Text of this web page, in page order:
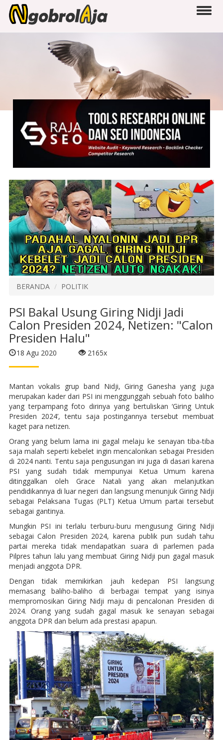
BERANDA POLITIK
PSI Bakal Usung Giring Nidji Jadi
Calon Presiden 2024, Netizen: "Calon
Presiden Halu"
18 Agu 2020 2165x
Mantan vokalis grup band Nidji, Giring Ganesha yang juga
merupakan kader dari PSI ini menggunggah sebuah foto baliho
yang terpampang foto dirinya yang bertuliskan ‘Giring Untuk
Presiden 2024’, tentu saja postingannya tersebut membuat
kaget para netizen.
Orang yang belum lama ini gagal melaju ke senayan tiba-tiba
saja malah seperti kebelet ingin mencalonkan sebagai Presiden
di 2024 nanti. Tentu saja pengusungan ini juga di dasari karena
PSI yang sudah tidak mempunyai Ketua Umum karena
ditinggalkan oleh Grace Natali yang akan melanjutkan
pendidikannya di luar negeri dan langsung menunjuk Giring Nidji
sebagai Pelaksana Tugas (PLT) Ketua Umum partai tersebut
sebagai gantinya.
Mungkin PSI ini terlalu terburu-buru mengusung Giring Nidji
sebagai Calon Presiden 2024, karena publik pun sudah tahu
partai mereka tidak mendapatkan suara di parlemen pada
Pilpres tahun lalu yang membuat Giring Nidji pun gagal masuk
menjadi anggota DPR.
Dengan tidak memikirkan jauh kedepan PSI langsung
memasang baliho-baliho di berbagai tempat yang isinya
mempromosikan Giring Nidji maju di pencalonan Presiden di
2024. Orang yang sudah gagal masuk ke senayan sebagai
anggota DPR dan belum ada prestasi apapun.